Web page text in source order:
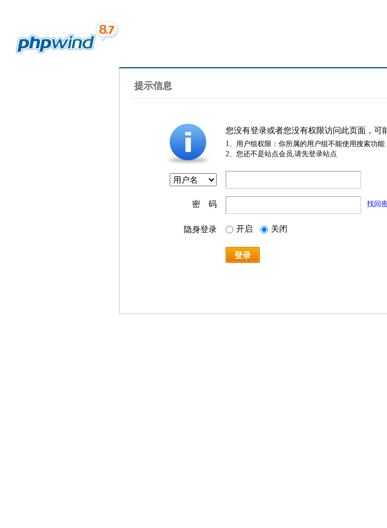
提示信息
您没有登录或者您没有权限访问此页面，可
1、用户组权限：你所属的用户组不能使用搜索功能
2、您还不是站点会员,请先登录站点
密 码 找回
隐身登录 开启 关闭
登录